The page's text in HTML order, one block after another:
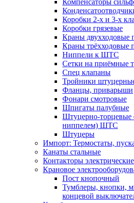
Коробки 2-х и 3-х
Коробки грязевые
Краны двухходовые
Краны трёхходовые
Ниппели к ШТС
Сетки на приёмные
Спец клапаны
Тройники
Фланцы, приварыши
Фонари смотровые
Шпигаты палубные
Штуцерно-торцевые
ниппелем) ШТС
Штуцеры
Импорт: Термостаты,
Канаты стальные
Контакторы электрические
Крановое
Пост кнопочный
Тумблеры, кнопки,
концевой